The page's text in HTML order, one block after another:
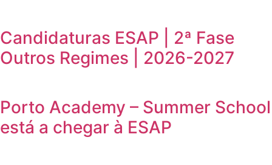
Candidaturas ESAP | 2ª Fase
Outros Regimes | 2026-2027
Porto Academy – Summer School
está a chegar à ESAP